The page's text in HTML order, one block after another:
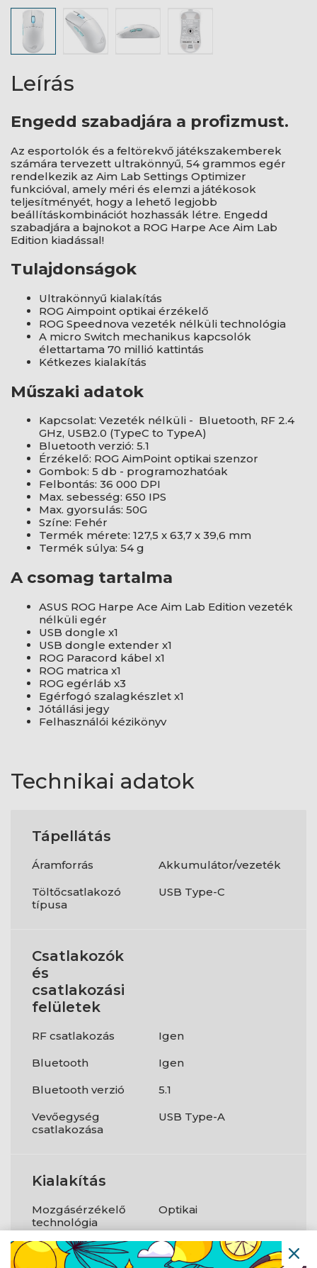
Leírás
Engedd szabadjára a profizmust.
Az esportolók és a feltörekvő játékszakemberek
számára tervezett ultrakönnyű, 54 grammos egér
rendelkezik az Aim Lab Settings Optimizer
funkcióval, amely méri és elemzi a játékosok
teljesítményét, hogy a lehető legjobb
beállításkombinációt hozhassák létre. Engedd
szabadjára a bajnokot a ROG Harpe Ace Aim Lab
Edition kiadással!
Tulajdonságok
Ultrakönnyű kialakítás
ROG Aimpoint optikai érzékelő
ROG Speednova vezeték nélküli technológia
A micro Switch mechanikus kapcsolók
élettartama 70 millió kattintás
Kétkezes kialakítás
Műszaki adatok
Kapcsolat: Vezeték nélküli - Bluetooth, RF 2.4
GHz, USB2.0 (TypeC to TypeA)
Bluetooth verzió: 5.1
Érzékelő: ROG AimPoint optikai szenzor
Gombok: 5 db - programozhatóak
Felbontás: 36 000 DPI
Max. sebesség: 650 IPS
Max. gyorsulás: 50G
Színe: Fehér
Termék mérete: 127,5 x 63,7 x 39,6 mm
Termék súlya: 54 g
A csomag tartalma
ASUS ROG Harpe Ace Aim Lab Edition vezeték
nélküli egér
USB dongle x1
USB dongle extender x1
ROG Paracord kábel x1
ROG matrica x1
ROG egérláb x3
Egérfogó szalagkészlet x1
Jótállási jegy
Felhasználói kézikönyv
Technikai adatok
Tápellátás
Áramforrás
Akkumulátor/vezeték
Töltőcsatlakozó
típusa
USB Type-C
Csatlakozók
és
csatlakozási
felületek
RF csatlakozás
Igen
Bluetooth
Igen
Bluetooth verzió
5.1
Vevőegység
csatlakozása
USB Type-A
Kialakítás
Mozgásérzékelő
technológia
Optikai
Mozgásérzékelő
felbontás
36 000 DPI